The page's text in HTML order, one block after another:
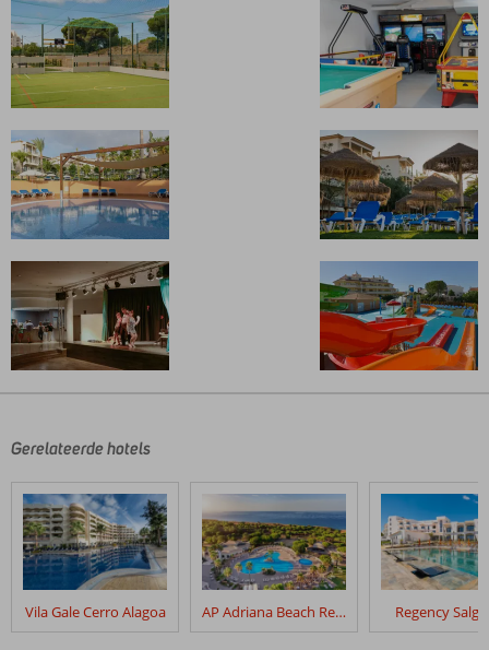
door
klanten
geschreven
na
hun
verblijf
3HB
Gerelateerde hotels
Vila Gale Cerro Alagoa AP Adriana Beach Resort Regency